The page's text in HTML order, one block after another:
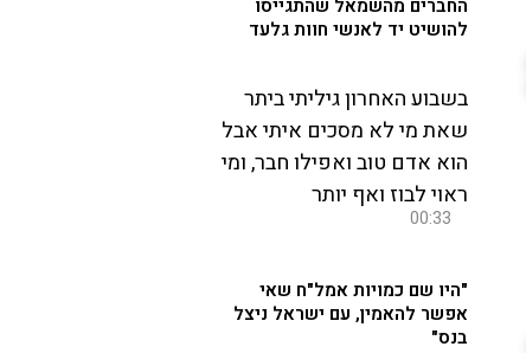
החברים מהשמאל שהתגייסו
להושיט יד לאנשי חוות גלעד
בשבוע האחרון גיליתי ביתר
שאת מי לא מסכים איתי אבל
הוא אדם טוב ואפילו חבר, ומי
ראוי לבוז ואף יותר
00:33
"היו שם כמויות אמל"ח שאי
אפשר להאמין, עם ישראל ניצל
בנס"